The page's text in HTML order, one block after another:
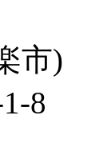
市)
8